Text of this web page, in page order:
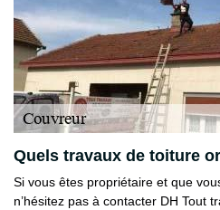
Quels travaux de toiture
Si vous êtes propriétaire et que
n’hésitez pas à contacter DH Tout